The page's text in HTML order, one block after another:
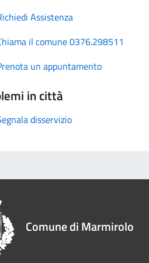
Assistenza
il comune 0376.298511
un appuntamento
in città
disservizio
Comune di Marmirolo